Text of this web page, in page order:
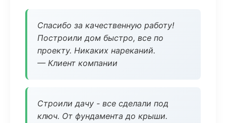
Спасибо за качественную работу!
Построили дом быстро, все по
проекту. Никаких нареканий.
— Клиент компании
Строили дачу - все сделали под
ключ. От фундамента до крыши.